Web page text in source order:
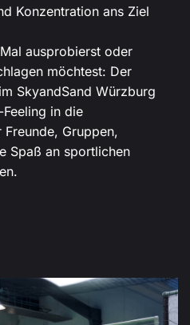
Konzentration ans Ziel
ausprobierst oder
möchtest: Der
SkyandSand Würzburg
in die
Gruppen,
Spaß an sportlichen